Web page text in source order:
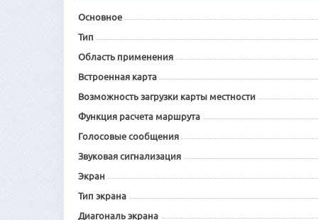
Основное
Тип
Область применения
Встроенная карта
Возможность загрузки карты местности
Функция расчета маршрута
Голосовые сообщения
Звуковая сигнализация
Экран
Тип экрана
Диагональ экрана